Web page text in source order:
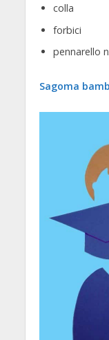
colla
forbici
pennarello
Sagoma